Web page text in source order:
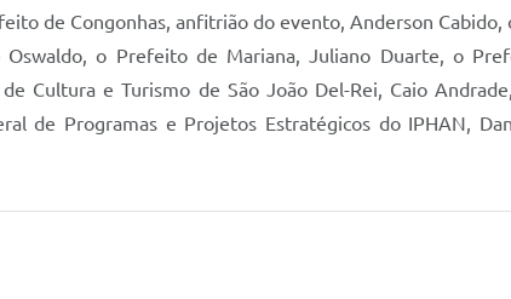
de Congonhas, anfitrião do evento, Anderson Cabido,
o Prefeito de Mariana, Juliano Duarte, o
Cultura e Turismo de São João Del-Rei, Caio
de Programas e Projetos Estratégicos do IPHAN,